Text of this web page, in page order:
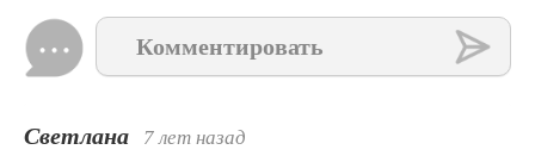
Комментировать
Светлана 7 лет назад